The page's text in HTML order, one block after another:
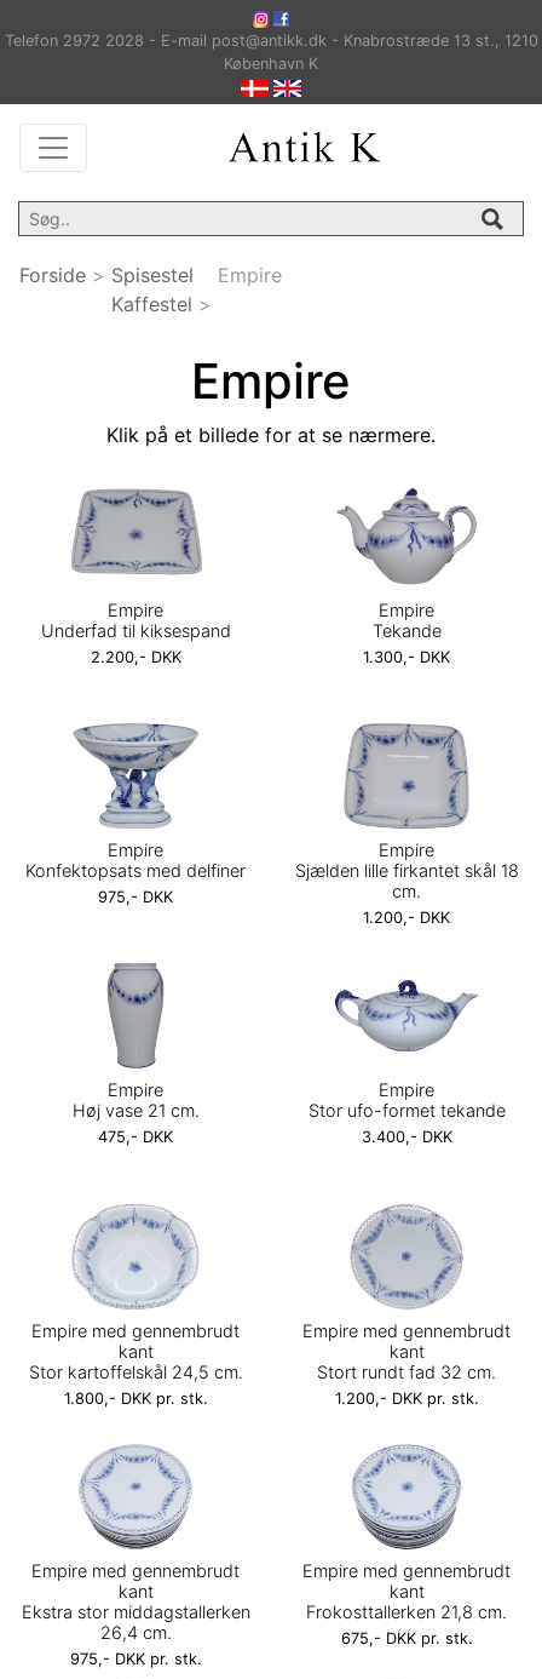
Telefon 2972 2028 - E-mail post@antikk.dk - Knabrostræde 13 st., 1210
København K
Forside > Spisestel
Kaffestel >
Empire
Empire
Klik på et billede for at se nærmere.
Empire
Underfad til kiksespand
2.200,- DKK
Empire
Tekande
1.300,- DKK
Empire
Konfektopsats med delfiner
975,- DKK
Empire
Sjælden lille firkantet skål 18
cm.
1.200,- DKK
Empire
Høj vase 21 cm.
475,- DKK
Empire
Stor ufo-formet tekande
3.400,- DKK
Empire med gennembrudt
kant
Stor kartoffelskål 24,5 cm.
1.800,- DKK pr. stk.
Empire med gennembrudt
kant
Stort rundt fad 32 cm.
1.200,- DKK pr. stk.
Empire med gennembrudt
kant
Ekstra stor middagstallerken
26,4 cm.
975,- DKK pr. stk.
Empire med gennembrudt
kant
Frokosttallerken 21,8 cm.
675,- DKK pr. stk.